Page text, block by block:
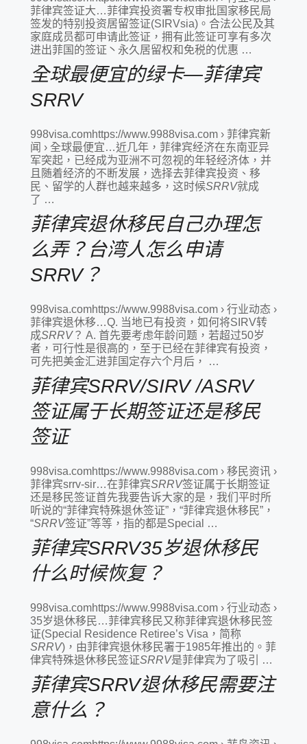
菲律宾签证大…菲律宾投资署专权审批国家移民局
签发的特别投资居留签证(SIRVsia)。合法公民及其
家庭成员都可申请此签证，拥有此签证可享有多次
进出菲国的签证丶永久居留权和免税的优惠 …
全球最便宜的绿卡—菲律宾
SRRV
998visa.comhttps://www.9988visa.com › 菲律宾新
闻 › 全球最便宜…近几年，菲律宾经济在东南亚异
军突起，已经成为亚洲不可忽视的年轻经济体，并
且随着经济的不断发展，选择去菲律宾投资、移
民、留学的人群也越来越多，这时候SRRV就成
了 …
菲律宾退休移民自己办理怎
么弄？台湾人怎么申请
SRRV？
998visa.comhttps://www.9988visa.com › 行业动态 ›
菲律宾退休移…Q. 当地已有投资，如何将SIRV转
成SRRV？ A. 首先要考虑年龄问题，若超过50岁
者，可行性是很高的，至于已经在菲律宾有投资，
可先把美金汇进菲国定存六个月后， …
菲律宾SRRV/SIRV /ASRV
签证属于长期签证还是移民
签证
998visa.comhttps://www.9988visa.com › 移民资讯 ›
菲律宾srrv-sir…在菲律宾SRRV签证属于长期签证
还是移民签证首先我要告诉大家的是，我们平时所
听说的“菲律宾特殊退休签证”，“菲律宾退休移民”，
“SRRV签证”等等，指的都是Special …
菲律宾SRRV35岁退休移民
什么时候恢复？
998visa.comhttps://www.9988visa.com › 行业动态 ›
35岁退休移民…菲律宾移民又称菲律宾退休移民签
证(Special Residence Retiree’s Visa，简称
SRRV)，由菲律宾退休移民署于1985年推出的。菲
侓宾特殊退休移民签证SRRV是菲侓宾为了吸引 …
菲律宾SRRV退休移民需要注
意什么？